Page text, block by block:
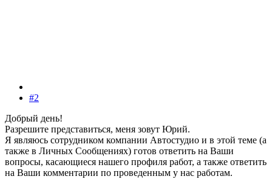
#2
Добрый день!
Разрешите представиться, меня зовут Юрий.
Я являюсь сотрудником компании Автостудио и в этой теме (а
также в Личных Сообщениях) готов ответить на Ваши
вопросы, касающиеся нашего профиля работ, а также ответить
на Ваши комментарии по проведенным у нас работам.